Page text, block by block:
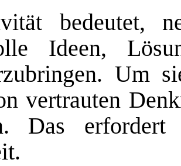
bedeutet,
Ideen,
Um
vertrauten
Das